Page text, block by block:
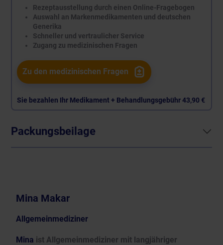
Rezeptausstellung durch einen Online-Fragebogen
Auswahl an Markenmedikamenten und deutschen
Generika
Schneller und vertraulicher Service
Zugang zu medizinischen Fragen
Zu den medizinischen Fragen
Sie bezahlen Ihr Medikament + Behandlungsgebühr43,90 €
Packungsbeilage
Mina Makar
Allgemeinmediziner
Mina ist Allgemeinmediziner mit langjähriger